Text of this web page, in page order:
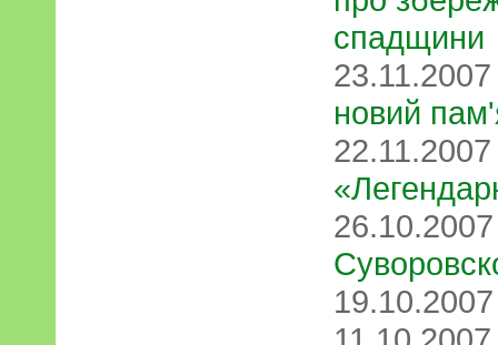
спадщини
новий